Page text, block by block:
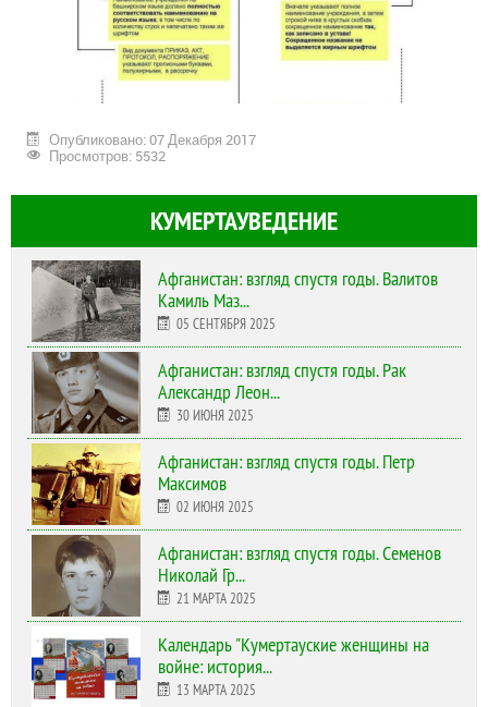
Опубликовано: 07 Декабря 2017
Просмотров: 5532
КУМЕРТАУВЕДЕНИЕ
Афганистан: взгляд спустя годы. Валитов
Камиль Маз...
05 СЕНТЯБРЯ 2025
Афганистан: взгляд спустя годы. Рак
Александр Леон...
30 ИЮНЯ 2025
Афганистан: взгляд спустя годы. Петр
Максимов
02 ИЮНЯ 2025
Афганистан: взгляд спустя годы. Семенов
Николай Гр...
21 МАРТА 2025
Календарь "Кумертауские женщины на
войне: история...
13 МАРТА 2025